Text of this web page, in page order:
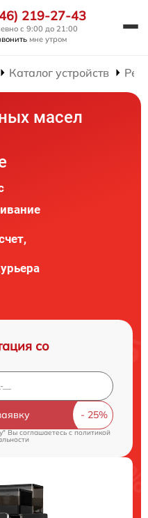
219-27-43
с 9:00 до 21:00
мне утром
Каталог устройств
масел
со
Вы соглашаетесь cполитикой